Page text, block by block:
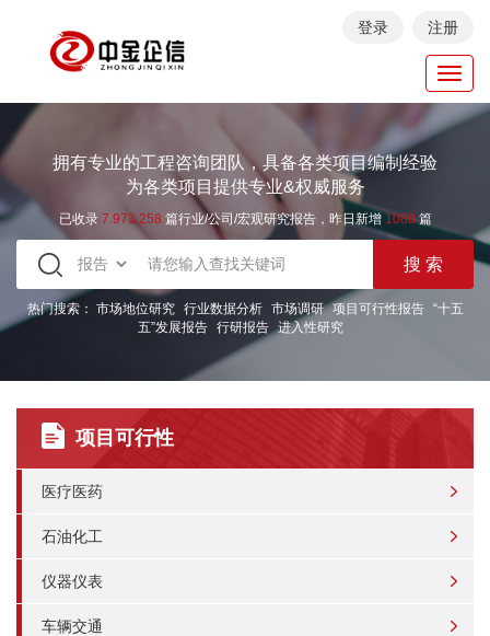
登录 注册
拥有专业的工程咨询团队，具备各类项目编制经验
为各类项目提供专业&权威服务
已收录 7.973.258 篇行业/公司/宏观研究报告，昨日新增 1088篇
热门搜索： 市场地位研究 行业数据分析 市场调研 项目可行性报告
“十五
五”发展报告 行研报告 进入性研究
项目可行性
医疗医药
石油化工
仪器仪表
车辆交通